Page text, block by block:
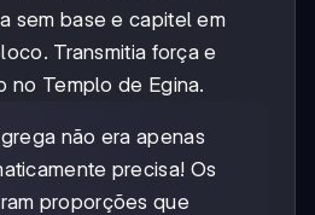
sem base e capitel em
Transmitia força e
no Templo de Egina.
não era apenas
precisa! Os
proporções que